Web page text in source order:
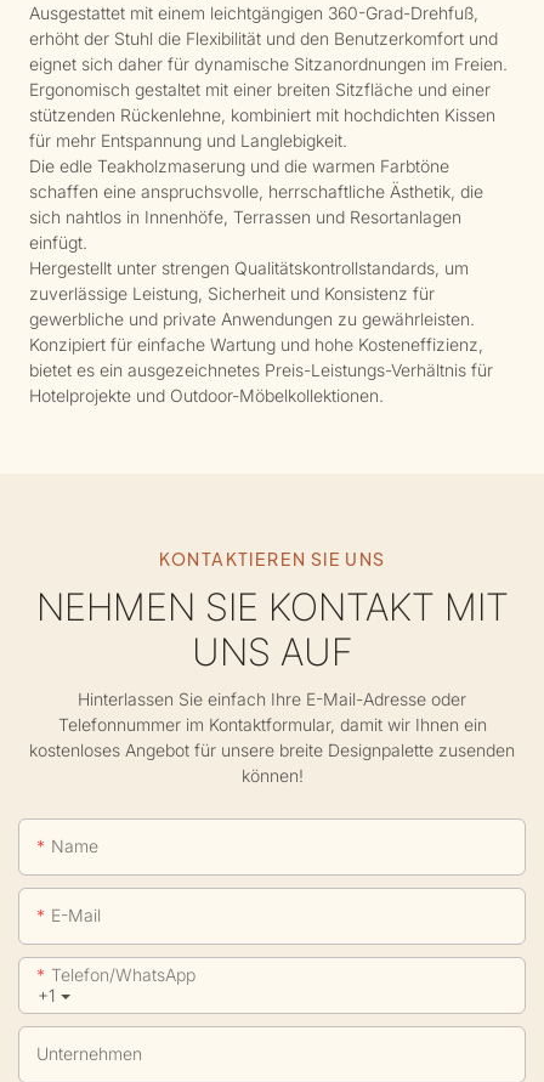
Ausgestattet mit einem leichtgängigen 360-Grad-Drehfuß,
erhöht der Stuhl die Flexibilität und den Benutzerkomfort und
eignet sich daher für dynamische Sitzanordnungen im Freien.
Ergonomisch gestaltet mit einer breiten Sitzfläche und einer
stützenden Rückenlehne, kombiniert mit hochdichten Kissen
für mehr Entspannung und Langlebigkeit.
Die edle Teakholzmaserung und die warmen Farbtöne
schaffen eine anspruchsvolle, herrschaftliche Ästhetik, die
sich nahtlos in Innenhöfe, Terrassen und Resortanlagen
einfügt.
Hergestellt unter strengen Qualitätskontrollstandards, um
zuverlässige Leistung, Sicherheit und Konsistenz für
gewerbliche und private Anwendungen zu gewährleisten.
Konzipiert für einfache Wartung und hohe Kosteneffizienz,
bietet es ein ausgezeichnetes Preis-Leistungs-Verhältnis für
Hotelprojekte und Outdoor-Möbelkollektionen.
KONTAKTIEREN SIE UNS
NEHMEN SIE KONTAKT MIT
UNS AUF
Hinterlassen Sie einfach Ihre E-Mail-Adresse oder
Telefonnummer im Kontaktformular, damit wir Ihnen ein
kostenloses Angebot für unsere breite Designpalette zusenden
können!
Name
E-Mail
+1
Telefon/WhatsApp
Unternehmen